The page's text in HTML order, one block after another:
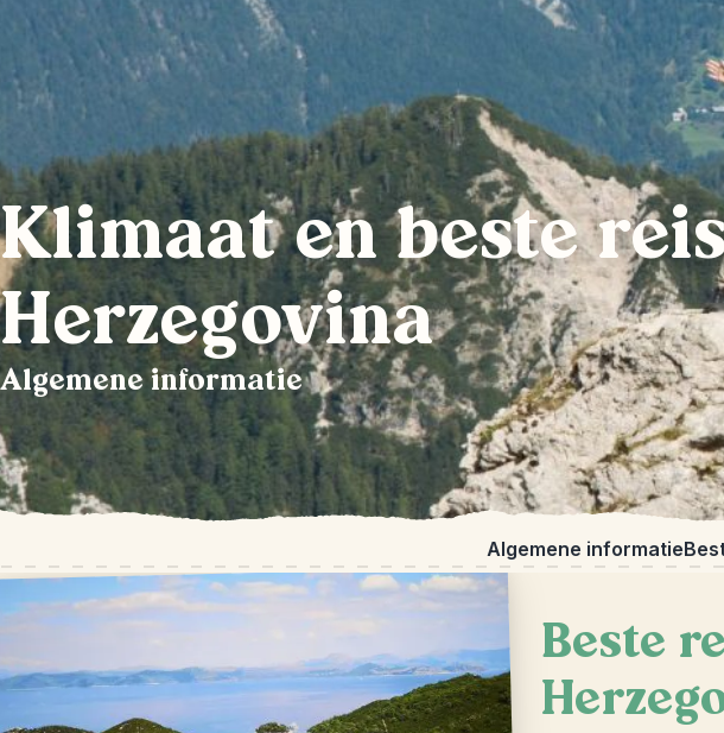
Klimaat en beste
Herzegovina
Algemene informatie
Algemene informatie
Beste